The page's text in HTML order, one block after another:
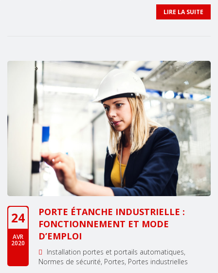
LIRE LA SUITE
24
AVR
2020
PORTE ÉTANCHE INDUSTRIELLE :
FONCTIONNEMENT ET MODE
D’EMPLOI
Installation portes et portails automatiques
Normes de sécurité Portes Portes industrielles